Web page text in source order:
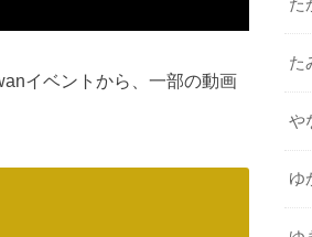
イベントから、一部の動画
た
た
や
ゆ